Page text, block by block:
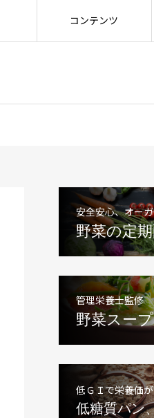
コンテンツ
安全安心、オー
野菜の定
管理栄養士監修
野菜スー
低ＧＩで栄養価
低糖質パン